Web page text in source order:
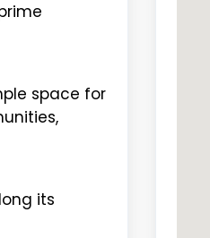
space for
its